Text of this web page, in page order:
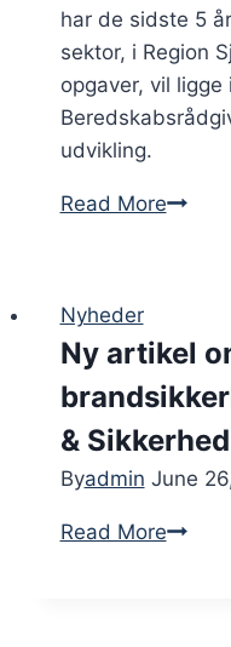
har de sidste 5
sektor, i Region
opgaver, vil ligge
udvikling.
Read More
Nyheder
Ny artikel
&
Byadmin June
Read MoreNy